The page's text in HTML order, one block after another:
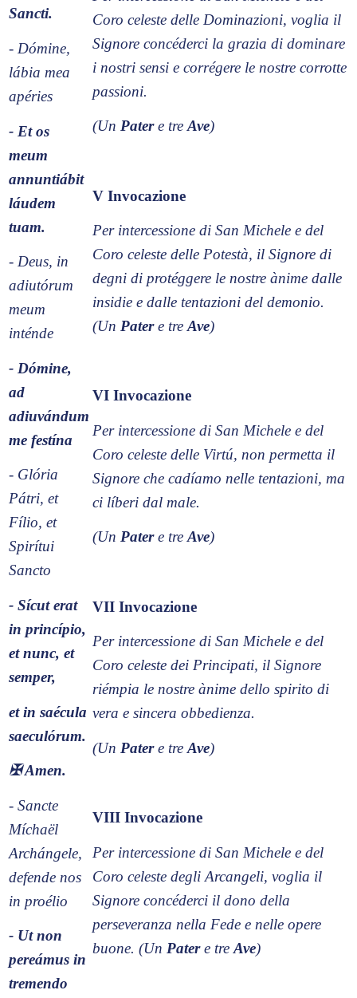
Sancti.
- Dómine,
lábia mea
apéries
- Et os
meum
annuntiábit
láudem
tuam.
- Deus, in
adiutórum
meum
inténde
- Dómine,
ad
adiuvándum
me festína
- Glória
Pátri, et
Fílio, et
Spirítui
Sancto
- Sícut erat
in princípio,
et nunc, et
semper,
et in saécula
saeculórum.
✠Amen.
- Sancte
Míchaël
Archángele,
defende nos
in proélio
- Ut non
pereámus in
tremendo
Coro celeste delle Dominazioni, voglia il
Signore concéderci la grazia di dominare
i nostri sensi e corrégere le nostre corrotte
passioni.
(Un Patere treAve)
V Invocazione
Per intercessione di San Michele e del
Coro celeste delle Potestà, il Signore di
degni di protéggere le nostre ànime dalle
insidie e dalle tentazioni del demonio.
(Un Patere tre Ave)
VI Invocazione
Per intercessione di San Michele e del
Coro celeste delle Virtú, non permetta il
Signore che cadíamo nelle tentazioni, ma
ci líberi dal male.
(Un Patere treAve)
VII Invocazione
Per intercessione di San Michele e del
Coro celeste dei Principati, il Signore
riémpia le nostre ànime dello spirito di
vera e sincera obbedienza.
(Un Patere tre Ave)
VIII Invocazione
Per intercessione di San Michele e del
Coro celeste degli Arcangeli, voglia il
Signore concéderci il dono della
perseveranza nella Fede e nelle opere
buone. (Un Patere tre Ave)